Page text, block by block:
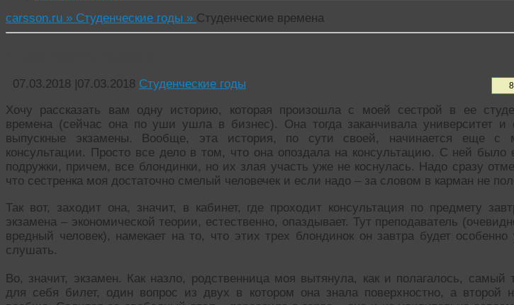
carsson.ru » Студенческие годы » Студенческие времена
07.03.2018 |07.03.2018 Студенческие годы
Хочу рассказать вам одну историю, которая произошла с моей сестрой в ее
времена (сейчас она по уши ушла в бизнес). Она тогда заканчивала университет и
выпускные экзамены. Вообще, эта история, по сути своей, начинается еще с
консультации. Просто все дело в том, что она опоздала на консультацию. С ней было
подружки, причем, все блондинки, но их злая участь уже не коснулась. Надо сразу
что сестренка моя достаточно смелый человечек и если надо – за словом в карман не
Так вот, заходит она, значит, в кабинет, где проходит консультация по предмету
экзамена – экономической теории, естественно, опаздывает. Тут преподаватель
вредный человек), намекает на то, что этих трех блондинок он завтра будет особенно
слушать.
Во, значит, экзамен. Как назло, родственница моя вытянула, как и полагалось, самый
для себя билет, один вопрос из двух в котором она знала поверхностно, а второй